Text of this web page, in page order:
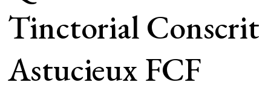
Tinctorial Conscrit
Astucieux FCF